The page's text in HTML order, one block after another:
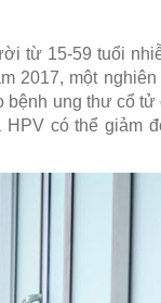
từ 15-59 tuổi
2017, một
bệnh ung thư cổ tử
có thể giảm